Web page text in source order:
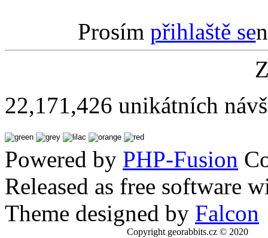
Prosím přihlaště se
22,171,426 unikátních
Powered by PHP-Fusion
Released as free software
Theme designed by Falcon
Copyright georabbits.cz © 2020